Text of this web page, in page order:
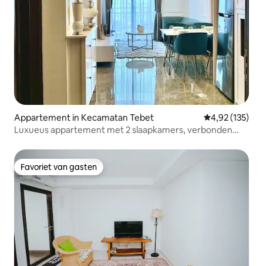
Appartement in Kecamatan Tebet Gemiddelde
4,92 (135)
Luxueus appartement met 2 slaapkamers, verbonden
Favoriet van gasten
Favoriet van gasten